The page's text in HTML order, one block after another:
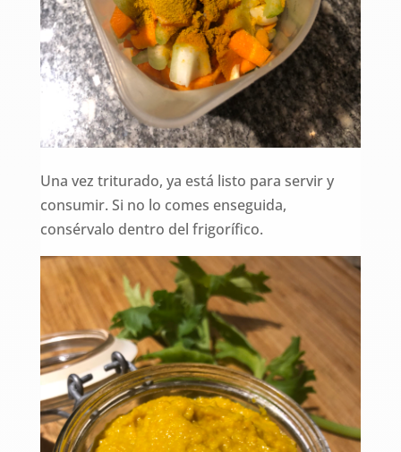
Una vez triturado, ya está listo para servir y
consumir. Si no lo comes enseguida,
consérvalo dentro del frigorífico.